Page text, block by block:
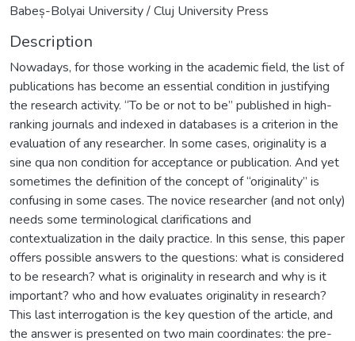
Babeș-Bolyai University / Cluj University Press
Description
Nowadays, for those working in the academic field, the list of
publications has become an essential condition in justifying
the research activity. “To be or not to be” published in high-
ranking journals and indexed in databases is a criterion in the
evaluation of any researcher. In some cases, originality is a
sine qua non condition for acceptance or publication. And yet
sometimes the definition of the concept of “originality” is
confusing in some cases. The novice researcher (and not only)
needs some terminological clarifications and
contextualization in the daily practice. In this sense, this paper
offers possible answers to the questions: what is considered
to be research? what is originality in research and why is it
important? who and how evaluates originality in research?
This last interrogation is the key question of the article, and
the answer is presented on two main coordinates: the pre-